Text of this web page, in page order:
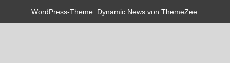
WordPress-Theme: Dynamic News von ThemeZee.